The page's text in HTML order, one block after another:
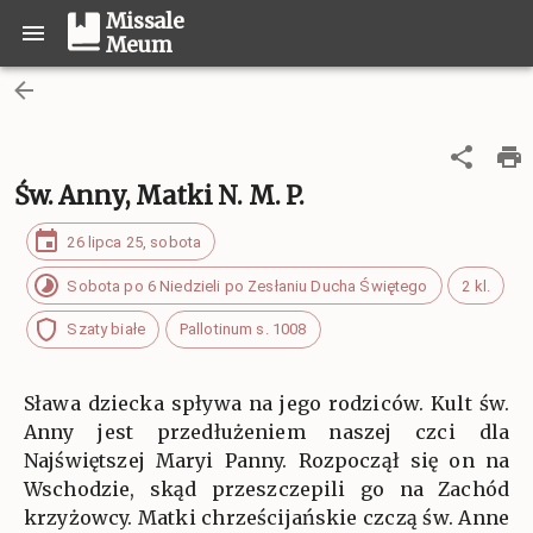
Missale
Meum
Św. Anny, Matki N. M. P.
26 lipca 25, sobota
Sobota po 6 Niedzieli po Zesłaniu Ducha Świętego 2 kl.
Szaty białe Pallotinum s. 1008
Sława dziecka spływa na jego rodziców. Kult św.
Anny jest przedłużeniem naszej czci dla
Najświętszej Maryi Panny. Rozpoczął się on na
Wschodzie, skąd przeszczepili go na Zachód
krzyżowcy. Matki chrześcijańskie czczą św. Anne